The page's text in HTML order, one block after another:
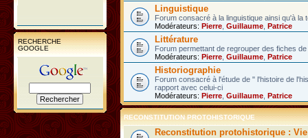
RECHERCHE
GOOGLE
Linguistique
Forum consacré à la linguistique ainsi qu'à la
Modérateurs: Pierre Guillaume Patrice
Littérature
Forum permettant de regrouper des fiches
Modérateurs: Pierre Guillaume Patrice
Historiographie
Forum consacré à l'étude de " l'histoire de
rapport avec celui-ci
Modérateurs: Pierre Guillaume Patrice
RECONSTITUTION PROTOHISTORIQUE
Reconstitution protohistorique :